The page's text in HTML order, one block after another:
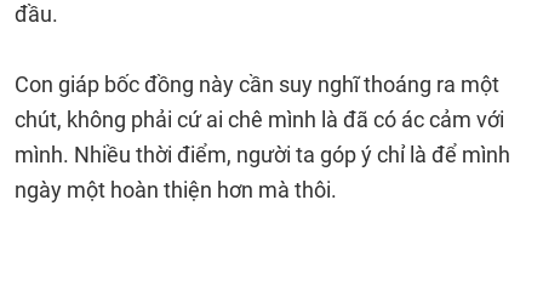
đầu.
Con giáp bốc đồng này cần suy nghĩ thoáng ra một
chút, không phải cứ ai chê mình là đã có ác cảm với
mình. Nhiều thời điểm, người ta góp ý chỉ là để mình
ngày một hoàn thiện hơn mà thôi.